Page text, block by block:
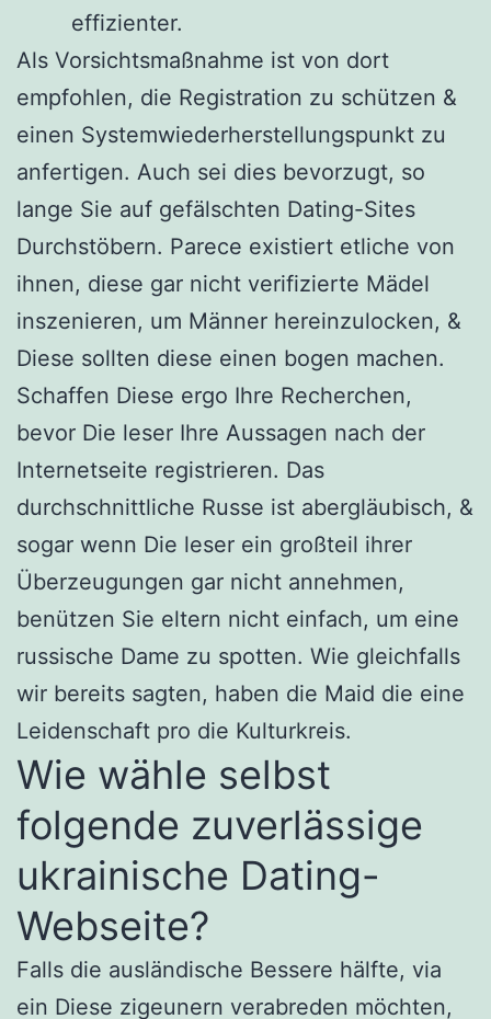
effizienter.
Als Vorsichtsmaßnahme ist von dort
empfohlen, die Registration zu schützen &
einen Systemwiederherstellungspunkt zu
anfertigen. Auch sei dies bevorzugt, so
lange Sie auf gefälschten Dating-Sites
Durchstöbern. Parece existiert etliche von
ihnen, diese gar nicht verifizierte Mädel
inszenieren, um Männer hereinzulocken, &
Diese sollten diese einen bogen machen.
Schaffen Diese ergo Ihre Recherchen,
bevor Die leser Ihre Aussagen nach der
Internetseite registrieren. Das
durchschnittliche Russe ist abergläubisch, &
sogar wenn Die leser ein großteil ihrer
Überzeugungen gar nicht annehmen,
benützen Sie eltern nicht einfach, um eine
russische Dame zu spotten. Wie gleichfalls
wir bereits sagten, haben die Maid die eine
Leidenschaft pro die Kulturkreis.
Wie wähle selbst
folgende zuverlässige
ukrainische Dating-
Webseite?
Falls die ausländische Bessere hälfte, via
ein Diese zigeunern verabreden möchten,